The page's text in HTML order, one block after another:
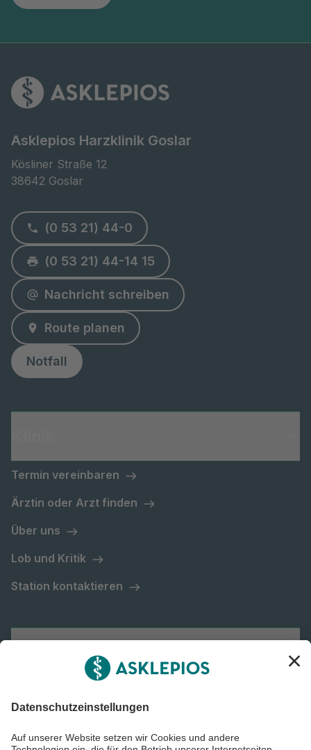
Asklepios Harzklinik Goslar
Kösliner Straße 12
38642 Goslar
(0 53 21) 44-0
(0 53 21) 44-14 15
Nachricht schreiben
Route planen
Notfall
Termin vereinbaren
Ärztin oder Arzt finden
Über uns
Lob und Kritik
Station kontaktieren
Asklepios Gruppe